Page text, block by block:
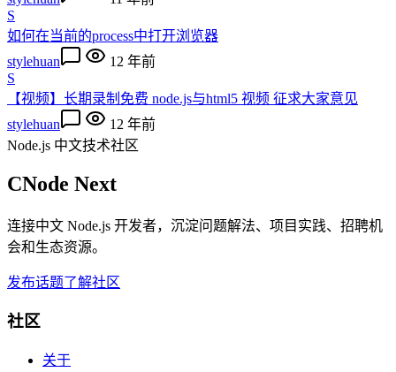
S
如何在当前的process中打开浏览器
stylehuan
12 年前
S
【视频】长期录制免费 node.js与html5 视频 征求大家意见
stylehuan
12 年前
Node.js 中文技术社区
CNode Next
连接中文 Node.js 开发者，沉淀问题解法、项目实践、招聘机
会和生态资源。
发布话题了解社区
社区
关于